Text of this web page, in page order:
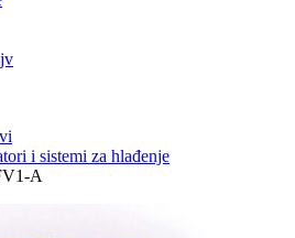
i sistemi za hlađenje
A